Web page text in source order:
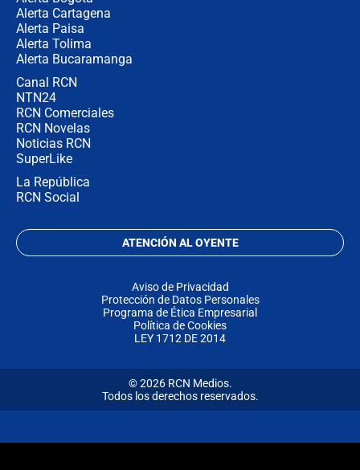
Alerta Cartagena
Alerta Paisa
Alerta Tolima
Alerta Bucaramanga
Canal RCN
NTN24
RCN Comerciales
RCN Novelas
Noticias RCN
SuperLike
La República
RCN Social
ATENCIÓN AL OYENTE
Aviso de Privacidad
Protección de Datos Personales
Programa de Ética Empresarial
Política de Cookies
LEY 1712 DE 2014
© 2026 RCN Medios.
Todos los derechos reservados.